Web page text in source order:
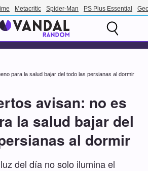
Metacritic Spider-Man PS Plus Essential
para la salud bajar del todo las persianas al dormir
avisan: no es
la salud bajar del
al dormir
del día no solo ilumina el